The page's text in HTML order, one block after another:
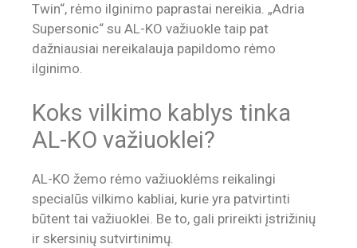
Twin“, rėmo ilginimo paprastai nereikia. „Adria
Supersonic“ su AL-KO važiuokle taip pat
dažniausiai nereikalauja papildomo rėmo
ilginimo.
Koks vilkimo kablys tinka
AL-KO važiuoklei?
AL-KO žemo rėmo važiuoklėms reikalingi
specialūs vilkimo kabliai, kurie yra patvirtinti
būtent tai važiuoklei. Be to, gali prireikti įstrižinių
ir skersinių sutvirtinimų.